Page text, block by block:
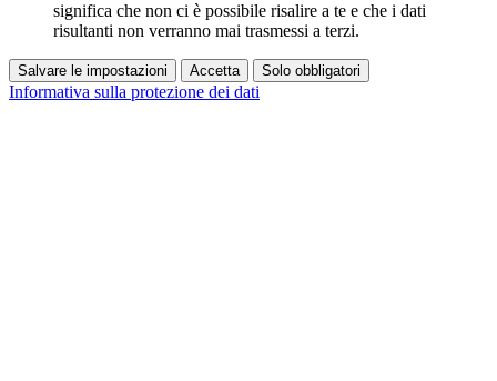
significa che non ci è possibile risalire a te e che i dati
risultanti non verranno mai trasmessi a terzi.
Salvare le impostazioni Accetta Solo obbligatori
Informativa sulla protezione dei dati